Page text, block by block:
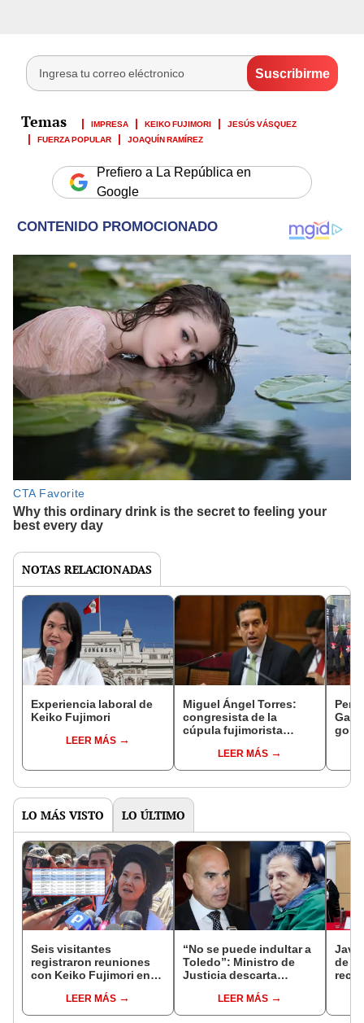
IMPRESA KEIKO FUJIMORI
JESÚS VÁSQUEZ
FUERZA POPULAR
JOAQUÍN RAMÍREZ
Prefiero a La República en
Google
NOTAS RELACIONADAS
Experiencia laboral de
Keiko Fujimori
LEER MÁS
Miguel Ángel Torres:
congresista de la
cúpula fujimorista
del SenadoLEER MÁS
LO MÁS VISTO LO ÚLTIMO
Seis visitantes
registraron reuniones
con Keiko Fujimori en
presidenta se
encontraba en Junín
LEER MÁS
“No se puede indultar a
Toledo”: Ministro de
Justicia descarta
exmandatario
LEER MÁS
de